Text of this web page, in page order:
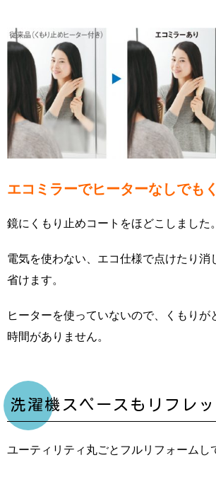
エコミラーでヒーターなしでも
鏡にくもり止めコートをほどこしました。
電気を使わない、エコ仕様で点けたり消
省けます。
ヒーターを使っていないので、くもりが
時間がありません。
洗濯機スペースもリフレッ
ユーティリティ丸ごとフルリフォームし